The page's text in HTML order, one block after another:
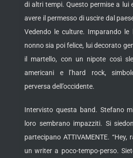
di altri tempi. Questo permise a lui
avere il permesso di uscire dal
Vedendo le culture. Imparando le
nonno sia poi felice, lui decorato
il martello, con un nipote così
americani e l’hard rock,
perversa dell’occidente.
Intervisto questa band. Stefano
loro sembrano impazziti. Si
partecipano ATTIVAMENTE.
un writer a poco-tempo-perso.